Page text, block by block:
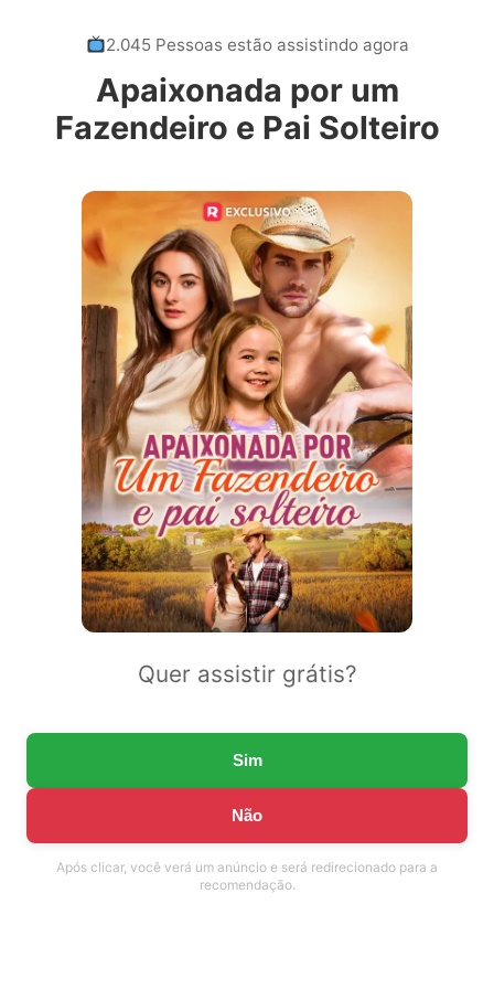
2.045 Pessoas estão assistindo agora
Apaixonada por um
Fazendeiro e Pai Solteiro
Quer assistir grátis?
Sim
Não
Após clicar, você verá um anúncio e será redirecionado para a
recomendação.